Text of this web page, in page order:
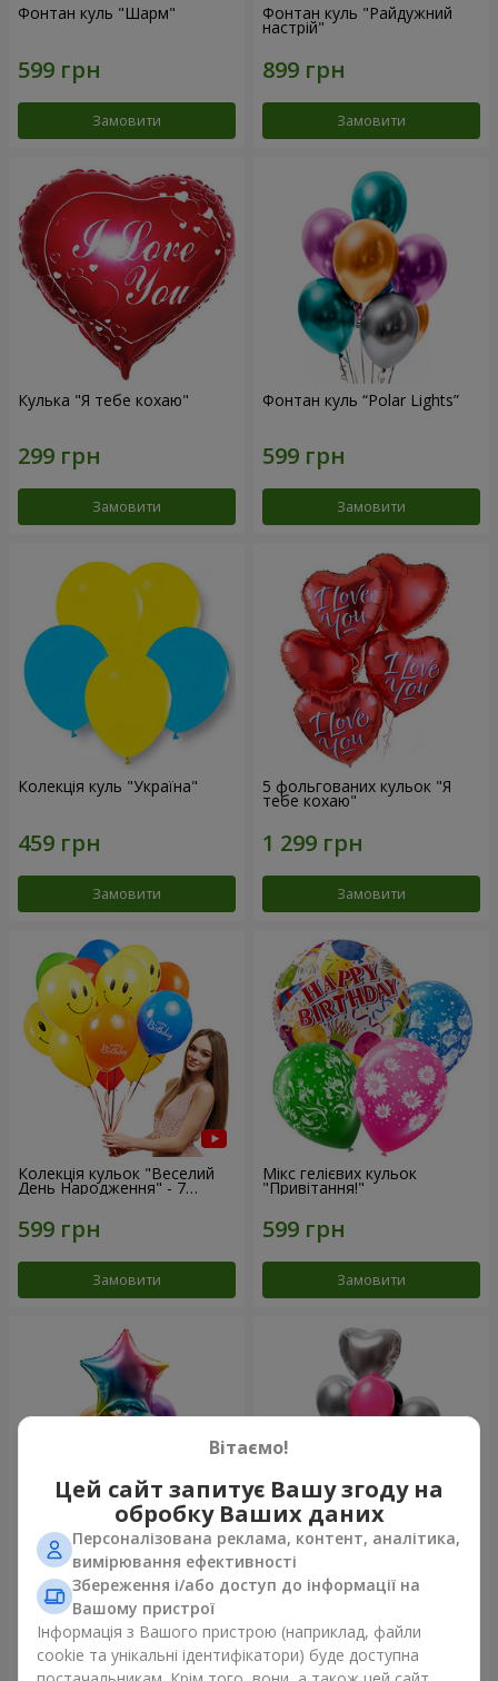
Фонтан куль "Шарм"
Замовити
Фонтан куль "Райдужний
настрій"
Замовити
Кулька "Я тебе кохаю"
Замовити
Фонтан куль “Polar Lights”
Замовити
Колекція куль "Україна"
Замовити
5 фольгованих кульок "Я
тебе кохаю"
Замовити
Колекція кульок "Веселий
День Народження" - 7
кульок
Замовити
Мікс гелієвих кульок
"Привітання!"
Замовити
Фонтан куль "Arcobaleno"
Замовити
Фонтан куль "Aloha"
Замовити
Вітаємо!
Цей сайт запитує Вашу згоду на
обробку Ваших даних
Персоналізована реклама, контент, аналітика,
вимірювання ефективності
Збереження і/або доступ до інформації на
Вашому пристрої
Інформація з Вашого пристрою (наприклад, файли
cookie та унікальні ідентифікатори) буде доступна